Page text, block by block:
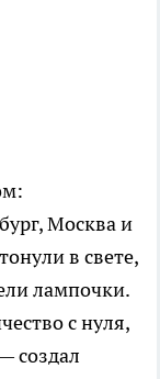
Москва и
в свете,
лампочки.
с нуля,
создал